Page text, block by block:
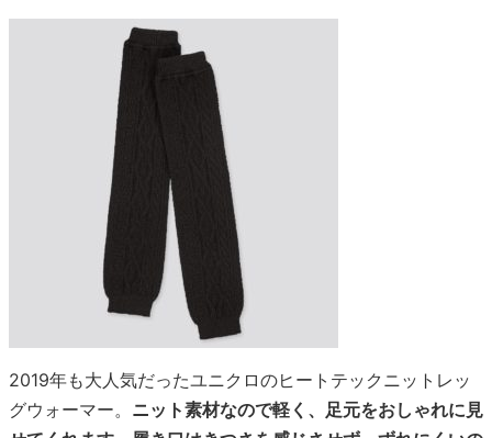
2019年も大人気だったユニクロのヒートテックニットレッ
グウォーマー。 ニット素材なので軽く、足元をおしゃれに見